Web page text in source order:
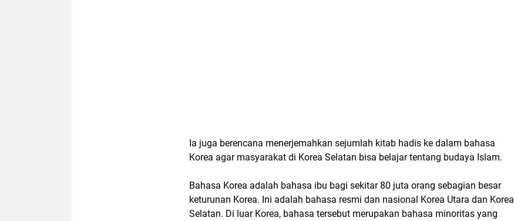
Ia juga berencana menerjemahkan sejumlah kitab hadis ke dalam bahasa
Korea agar masyarakat di Korea Selatan bisa belajar tentang budaya Islam.
Bahasa Korea adalah bahasa ibu bagi sekitar 80 juta orang sebagian besar
keturunan Korea. Ini adalah bahasa resmi dan nasional Korea Utara dan Korea
Selatan. Di luar Korea, bahasa tersebut merupakan bahasa minoritas yang